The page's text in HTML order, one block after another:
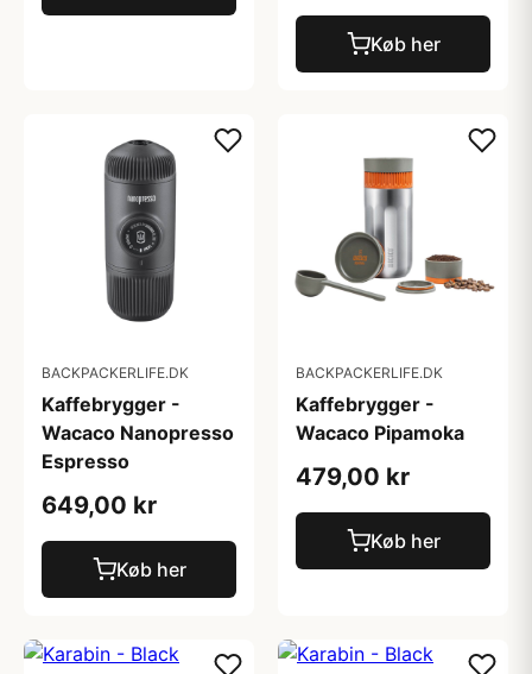
Køb her
BACKPACKERLIFE.DK
Kaffebrygger -
Wacaco Nanopresso
Espresso
649,00 kr
Køb her
BACKPACKERLIFE.DK
Kaffebrygger -
Wacaco Pipamoka
479,00 kr
Køb her